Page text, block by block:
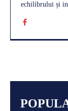
echilibrului și